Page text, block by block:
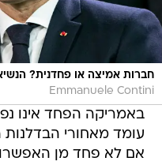
חברות אמיצה או פחדנית?
Emmanuele Contini
באמריקה הפחד אינו
עומד מאחורי
אם לא פחד מן